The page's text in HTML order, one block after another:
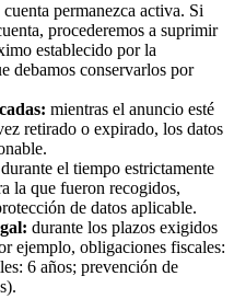
permanezca activa. Si
procederemos a suprimir
establecido por la
debamos conservarlos por
mientras el anuncio esté
retirado o expirado, los datos
durante el tiempo estrictamente
la que fueron recogidos,
de datos aplicable.
durante los plazos exigidos
ejemplo, obligaciones fiscales:
6 años; prevención de